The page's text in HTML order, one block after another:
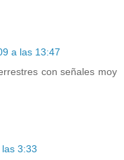
a las 13:47
con señales moy
3:33